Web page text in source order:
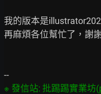
我的版本是
再麻煩各位幫忙了，謝
※ 發信站: 批踢踢實業坊